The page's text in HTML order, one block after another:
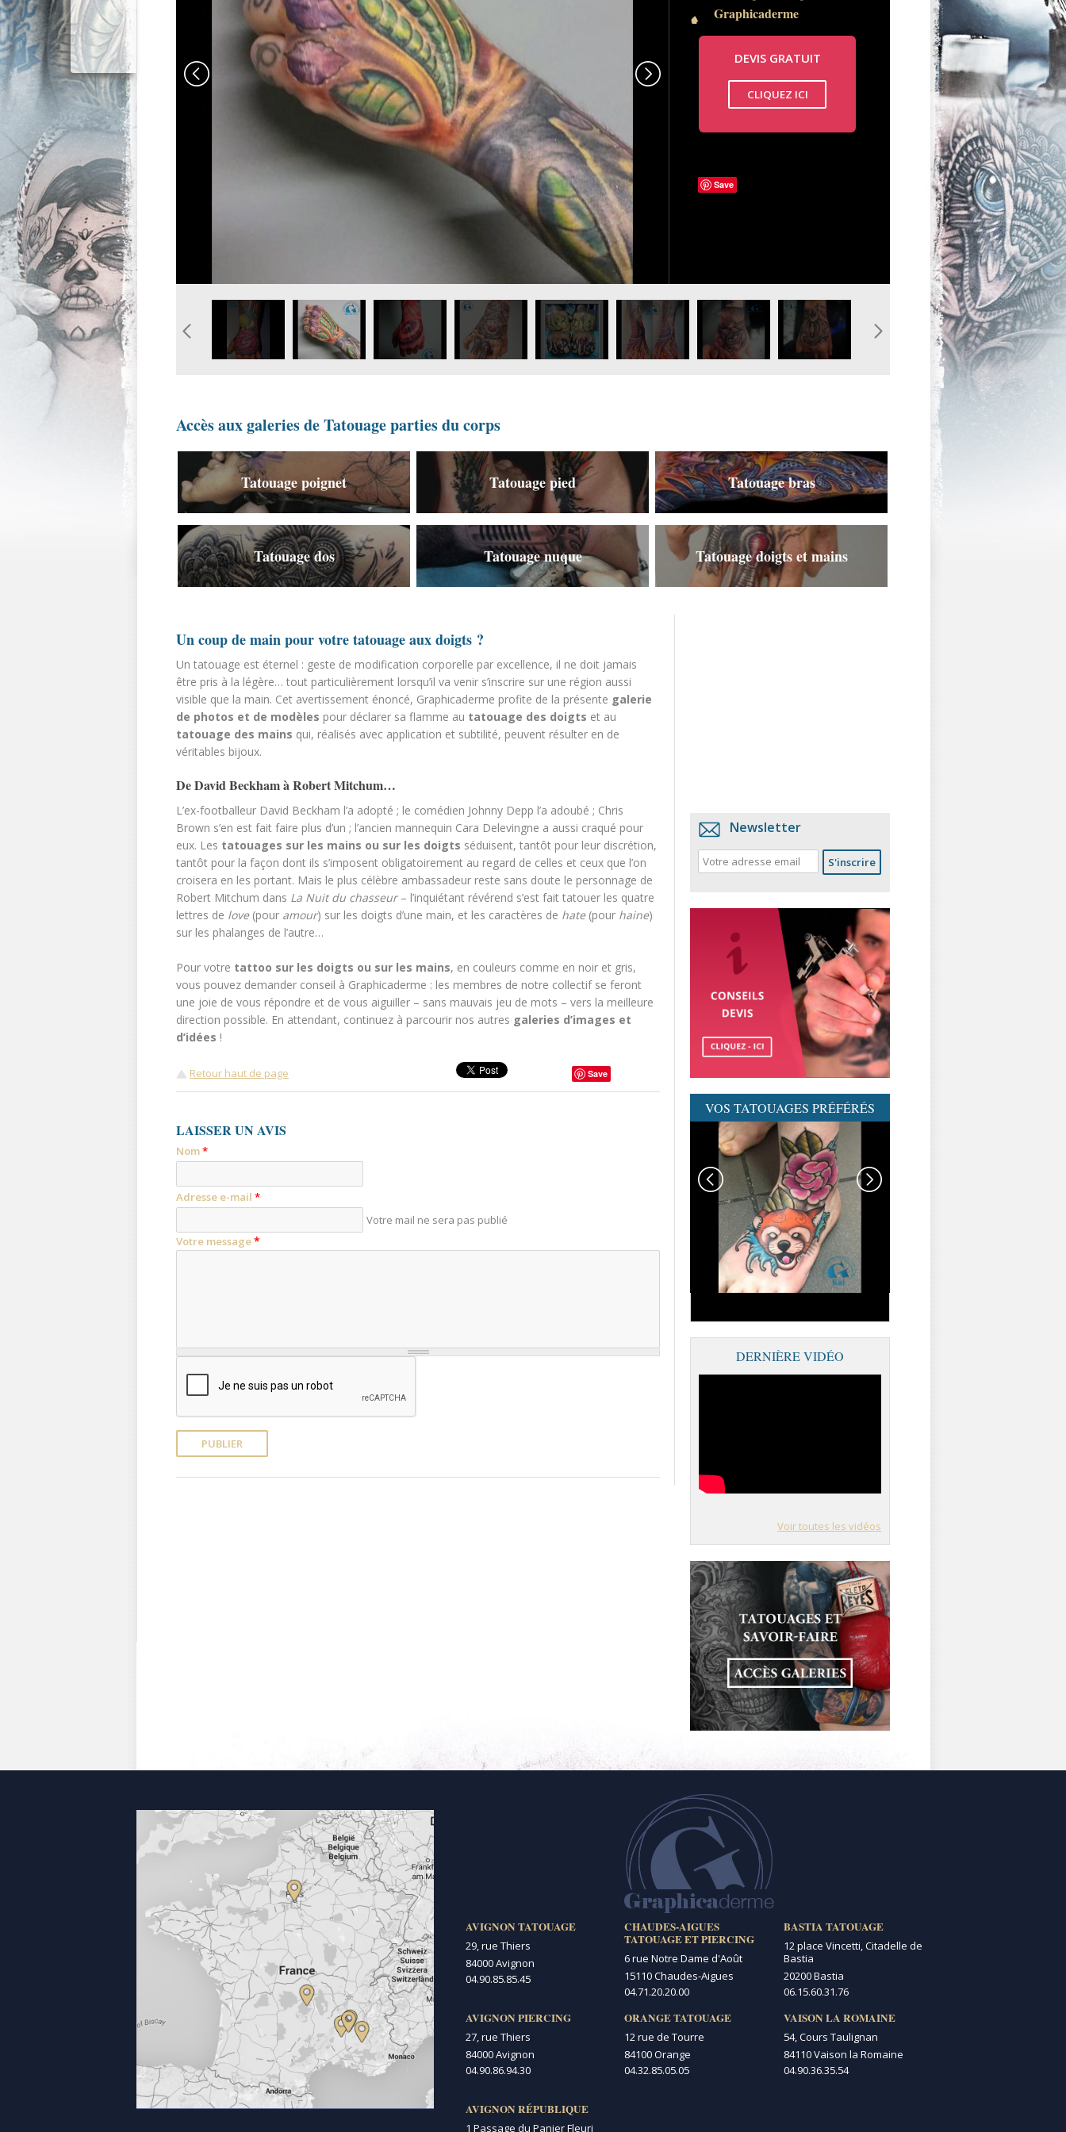
Graphicaderme
DEVIS GRATUIT
CLIQUEZ ICI
Save
CLIQUEZ ICI
modele-tatouage-homme-main-couleur.jpg
modele-tatouage-main-doigts-biomecanique.jpg
tatouage-main-bouclier-captain-america_0.jpg
tatouage-main-doigts-biomecanique_0.jpg
tatouage-main-doigts-ecriture-lettres_0.jpg
tatouage-main-organique-biomeca-couleur_0.jpg
tatouage-main-rose-oeil-vaucluse_0.jpg
tatouage-tattoo-main-serrure-
graphicaderme_0.jpg
image-tatouage-coeur-main-
graphicaderme.jpgtatouage-main-
Accès aux galeries de Tatouage parties du corps
Tatouage poignet Tatouage pied Tatouage bras
Tatouage dos Tatouage nuque Tatouage doigts et mains
Un coup de main pour votre tatouage aux doigts ?
Un tatouage est éternel : geste de modification corporelle par excellence, il ne doit jamais
être pris à la légère… tout particulièrement lorsqu’il va venir s’inscrire sur une région aussi
visible que la main. Cet avertissement énoncé, Graphicaderme profite de la présente galerie
de photos et de modèles pour déclarer sa flamme au tatouage des doigts et au
tatouage des mains qui, réalisés avec application et subtilité, peuvent résulter en de
véritables bijoux.
De David Beckham à Robert Mitchum…
L’ex-footballeur David Beckham l’a adopté ; le comédien Johnny Depp l’a adoubé ; Chris
Brown s’en est fait faire plus d’un ; l’ancien mannequin Cara Delevingne a aussi craqué pour
eux. Les tatouages sur les mains ou sur les doigts séduisent, tantôt pour leur discrétion,
tantôt pour la façon dont ils s’imposent obligatoirement au regard de celles et ceux que l’on
croisera en les portant. Mais le plus célèbre ambassadeur reste sans doute le personnage de
Robert Mitchum dans La Nuit du chasseur– l’inquiétant révérend s’est fait tatouer les quatre
lettres de love(pour amour) sur les doigts d’une main, et les caractères de hate(pour haine)
sur les phalanges de l’autre…
Pour votre tattoo sur les doigts ou sur les mains, en couleurs comme en noir et gris,
vous pouvez demander conseil à Graphicaderme : les membres de notre collectif se feront
une joie de vous répondre et de vous aiguiller – sans mauvais jeu de mots – vers la meilleure
direction possible. En attendant, continuez à parcourir nos autres galeries d’images et
d’idées !
Retour haut de page Save
LAISSER UN AVIS
Nom*
Adresse e-mail *
Votre mail ne sera pas publié
Votre message*
Newsletter
VOS TATOUAGES PRÉFÉRÉS
GRAPHICADERME-
TATOUAGENEOTRAD-
NEOTRAD-AVIGNON-
MEILLEURSTATOUEURS
DERNIÈRE VIDÉO
Voir toutes les vidéos
AVIGNON TATOUAGE
29, rue Thiers
84000 Avignon
04.90.85.85.45
AVIGNON PIERCING
27, rue Thiers
84000 Avignon
04.90.86.94.30
AVIGNON RÉPUBLIQUE
1 Passage du Panier Fleuri
CHAUDES-AIGUES
TATOUAGE ET PIERCING
6 rue Notre Dame d'Août
15110 Chaudes-Aigues
04.71.20.20.00
ORANGE TATOUAGE
12 rue de Tourre
84100 Orange
04.32.85.05.05
BASTIA TATOUAGE
12 place Vincetti, Citadelle de
Bastia
20200 Bastia
06.15.60.31.76
VAISON LA ROMAINE
54, Cours Taulignan
84110 Vaison la Romaine
04.90.36.35.54